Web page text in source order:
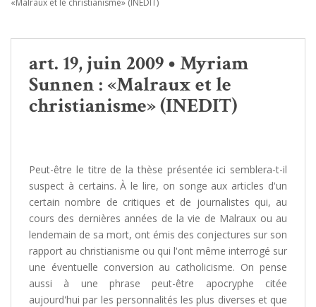
«Malraux et le christianisme» (INEDIT)
art. 19, juin 2009 • Myriam
Sunnen : «Malraux et le
christianisme» (INEDIT)
Peut-être le titre de la thèse présentée ici semblera-t-il
suspect à certains. À le lire, on songe aux articles d'un
certain nombre de critiques et de journalistes qui, au
cours des dernières années de la vie de Malraux ou au
lendemain de sa mort, ont émis des conjectures sur son
rapport au christianisme ou qui l'ont même interrogé sur
une éventuelle conversion au catholicisme. On pense
aussi à une phrase peut-être apocryphe citée
aujourd'hui par les personnalités les plus diverses et que